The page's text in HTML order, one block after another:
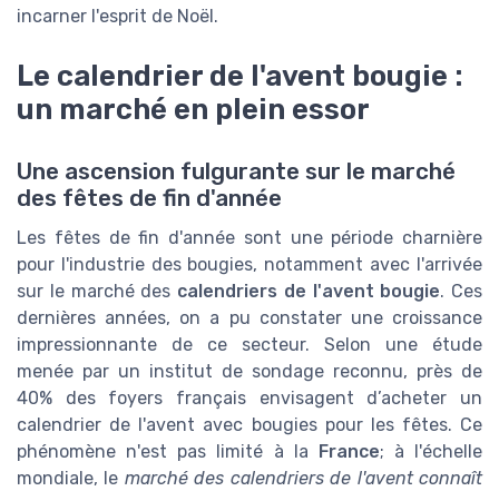
incarner l'esprit de Noël.
Le calendrier de l'avent bougie :
un marché en plein essor
Une ascension fulgurante sur le marché
des fêtes de fin d'année
Les fêtes de fin d'année sont une période charnière
pour l'industrie des bougies, notamment avec l'arrivée
sur le marché des calendriers de l'avent bougie. Ces
dernières années, on a pu constater une croissance
impressionnante de ce secteur. Selon une étude
menée par un institut de sondage reconnu, près de
40% des foyers français envisagent d’acheter un
calendrier de l'avent avec bougies pour les fêtes. Ce
phénomène n'est pas limité à la
France; à l'échelle
mondiale, le marché des calendriers de l'avent connaît